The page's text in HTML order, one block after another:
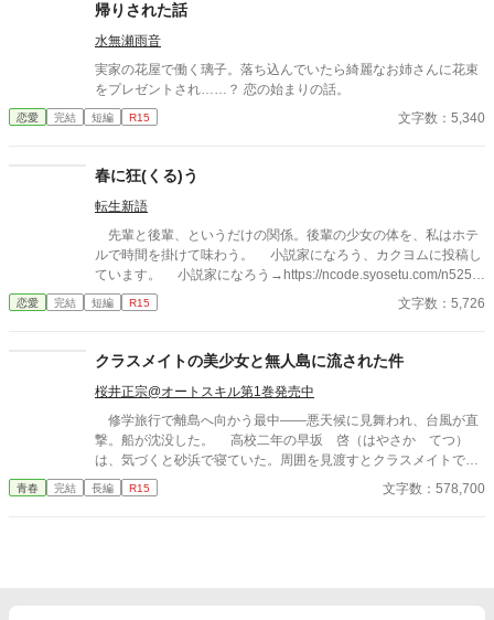
帰りされた話
水無瀬雨音
実家の花屋で働く璃子。落ち込んでいたら綺麗なお姉さんに花束
をプレゼントされ……？ 恋の始まりの話。
恋愛 完結 短編 R15 文字数：5,340
春に狂(くる)う
転生新語
先輩と後輩、というだけの関係。後輩の少女の体を、私はホテ
ルで時間を掛けて味わう。 小説家になろう、カクヨムに投稿し
ています。 小説家になろう→https://ncode.syosetu.com/n5251i
d/ カクヨム→https://kakuyomu.jp/works/168173306547524437
61
恋愛 完結 短編 R15 文字数：5,726
クラスメイトの美少女と無人島に流された件
桜井正宗@オートスキル第1巻発売中
修学旅行で離島へ向かう最中――悪天候に見舞われ、台風が直
撃。船が沈没した。 高校二年の早坂 啓（はやさか てつ）
は、気づくと砂浜で寝ていた。周囲を見渡すとクラスメイトで美
少女の天音 愛（あまね まな）が隣に倒れていた。 どうや
ら、漂流して流されていたようだった。 帰ろうにも島は『無人
青春 完結 長編 R15 文字数：578,700